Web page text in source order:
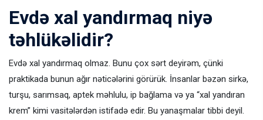
Evdə xal yandırmaq niyə
təhlükəlidir?
Evdə xal yandırmaq olmaz. Bunu çox sərt deyirəm, çünki
praktikada bunun ağır nəticələrini görürük. İnsanlar bəzən sirkə,
turşu, sarımsaq, aptek məhlulu, ip bağlama və ya “xal yandıran
krem” kimi vasitələrdən istifadə edir. Bu yanaşmalar tibbi deyil.